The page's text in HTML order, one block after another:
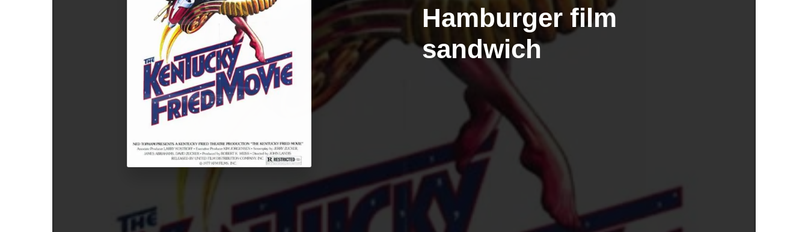
Hamburger film
sandwich